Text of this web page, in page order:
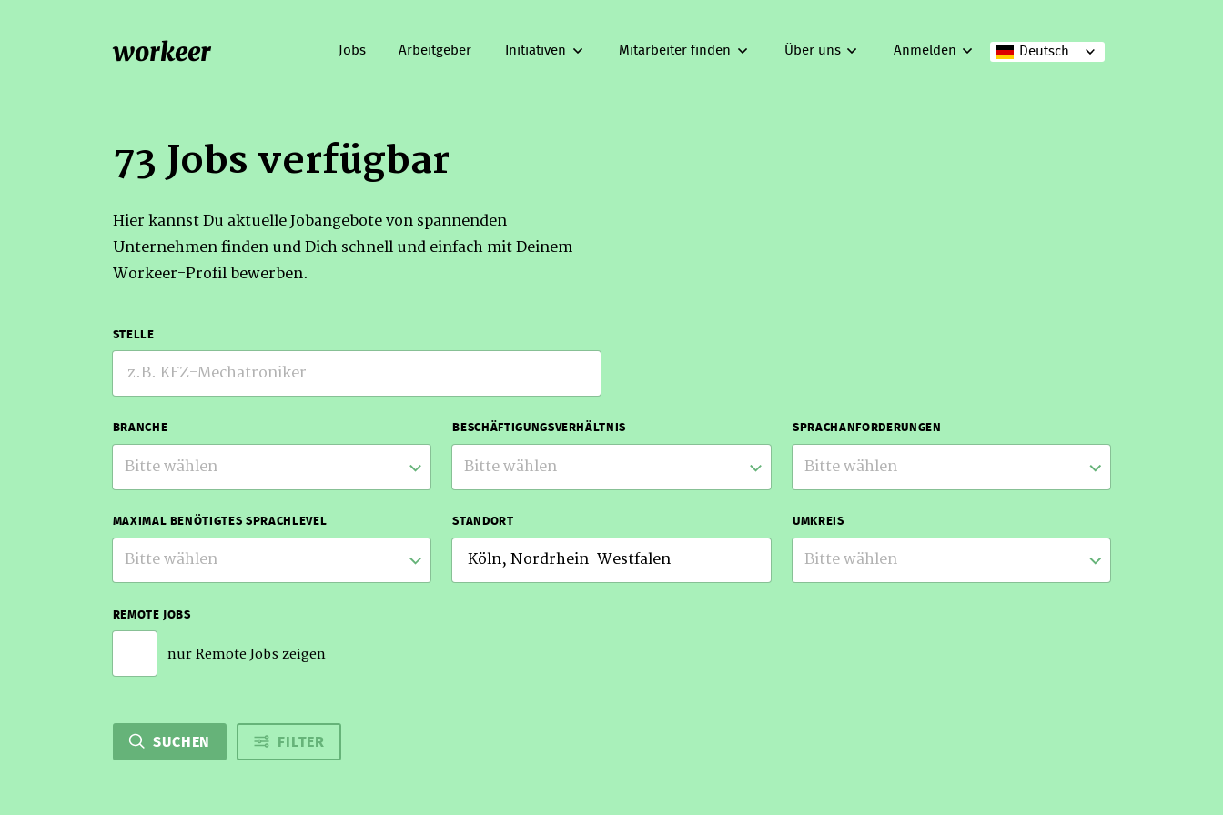
workeer Deutsch
Jobs Arbeitgeber Initiativen Mitarbeiter finden Über uns Anmelden
73 Jobs verfügbar
Hier kannst Du aktuelle Jobangebote von spannenden
Unternehmen finden und Dich schnell und einfach mit Deinem
Workeer-Profil bewerben.
STELLE
BRANCHE
Bitte wählen
BESCHÄFTIGUNGSVERHÄLTNIS
Bitte wählen
SPRACHANFORDERUNGEN
Bitte wählen
MAXIMAL BENÖTIGTES SPRACHLEVEL
Bitte wählen
STANDORT UMKREIS
Bitte wählen
REMOTE JOBS
nur Remote Jobs zeigen
SUCHEN FILTER